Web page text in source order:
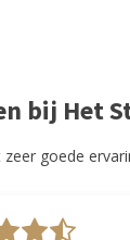
bij Het
goede